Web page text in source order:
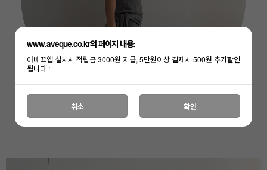
www.aveque.co.kr의 페이지 내용:
아베끄앱 설치시 적립금 3000원 지급, 5만원이상 결제시 500원 추가할인
됩니다 :
취소 확인